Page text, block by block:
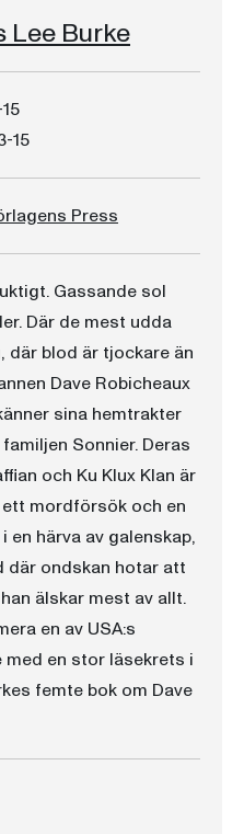
Lee Burke
15
Press
Gassande sol
Där de mest udda
där blod är tjockare än
Dave Robicheaux
sina hemtrakter
Sonnier. Deras
och Ku Klux Klan är
mordförsök och en
en härva av galenskap,
där ondskan hotar att
älskar mest av allt.
en av USA:s
en stor läsekrets i
femte bok om Dave